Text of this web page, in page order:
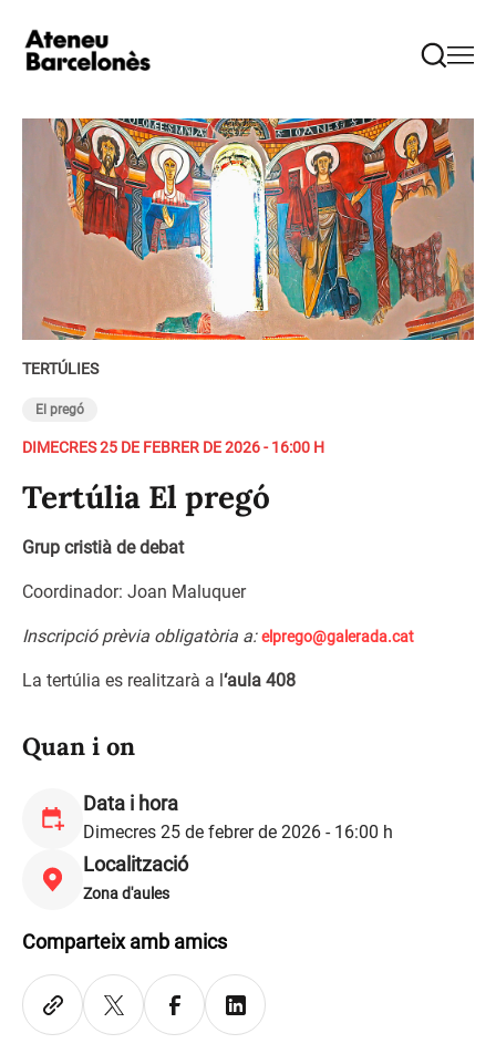
TERTÚLIES
El pregó
DIMECRES 25 DE FEBRER DE 2026 - 16:00 H
Tertúlia El pregó
Grup cristià de debat
Coordinador: Joan Maluquer
Inscripció prèvia obligatòria a:elprego@galerada.cat
La tertúlia es realitzarà a l‘aula 408
Quan i on
Data i hora
Dimecres 25 de febrer de 2026 - 16:00 h
Localització
Zona d'aules
Comparteix amb amics